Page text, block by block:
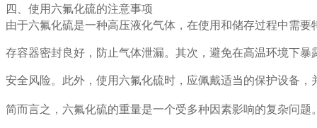
四、使用六氟化硫的注意事项
由于六氟化硫是一种高压液化气体，在使用和储存过程中需
存容器密封良好，防止气体泄漏。其次，避免在高温环境下
安全风险。此外，使用六氟化硫时，应佩戴适当的保护设备，
简而言之，六氟化硫的重量是一个受多种因素影响的复杂问